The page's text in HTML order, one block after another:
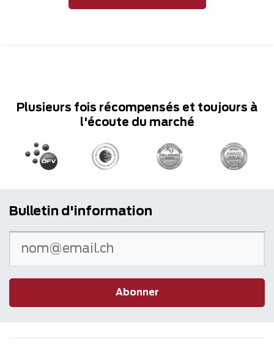
Plusieurs fois récompensés et toujours à
l'écoute du marché
Bulletin d'information
Abonner